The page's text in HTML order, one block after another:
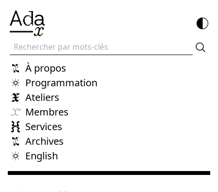
Recherche
À propos
Programmation
Ateliers
Membres
Services
Archives
English